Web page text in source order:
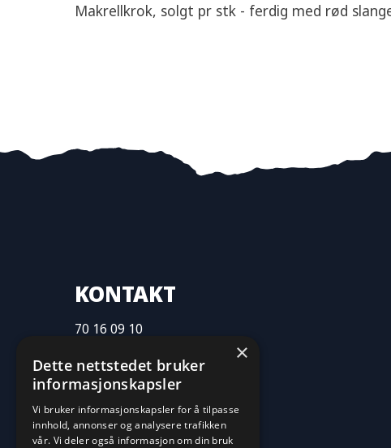
Makrellkrok, solgt pr stk - ferdig med rød
KONTAKT
70 16 09 10
fritid@farvan.no
×
Dette nettstedet bruker
informasjonskapsler
Vi bruker informasjonskapsler for å tilpasse
innhold, annonser og analysere trafikken
vår. Vi deler også informasjon om din bruk